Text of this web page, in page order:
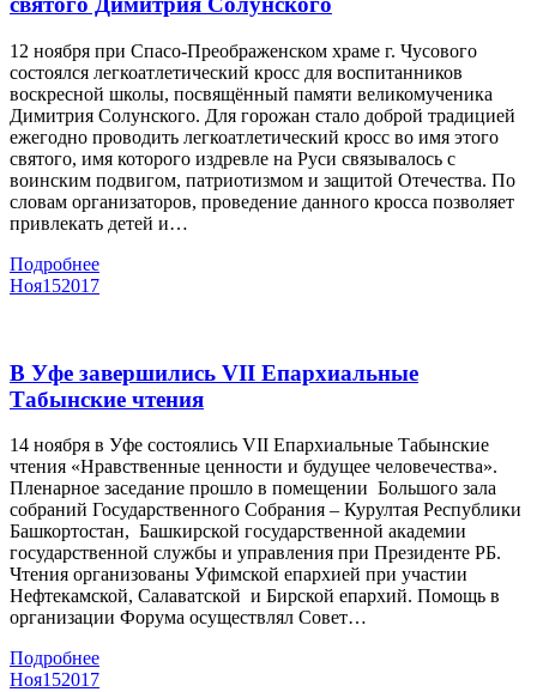
12 ноября при Спасо-Преображенском храме г. Чусового
состоялся легкоатлетический кросс для воспитанников
воскресной школы, посвящённый памяти великомученика
Димитрия Солунского. Для горожан стало доброй традицией
ежегодно проводить легкоатлетический кросс во имя этого
святого, имя которого издревле на Руси связывалось с
воинским подвигом, патриотизмом и защитой Отечества. По
словам организаторов, проведение данного кросса позволяет
привлекать детей и…
Подробнее
Ноя152017
В Уфе завершились VII Епархиальные
Табынские чтения
14 ноября в Уфе состоялись VII Епархиальные Табынские
чтения «Нравственные ценности и будущее человечества».
Пленарное заседание прошло в помещении Большого зала
собраний Государственного Собрания – Курултая Республики
Башкортостан, Башкирской государственной академии
государственной службы и управления при Президенте РБ.
Чтения организованы Уфимской епархией при участии
Нефтекамской, Салаватской и Бирской епархий. Помощь в
организации Форума осуществлял Совет…
Подробнее
Ноя152017